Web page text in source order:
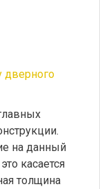
дверного
на данный
касается
толщина